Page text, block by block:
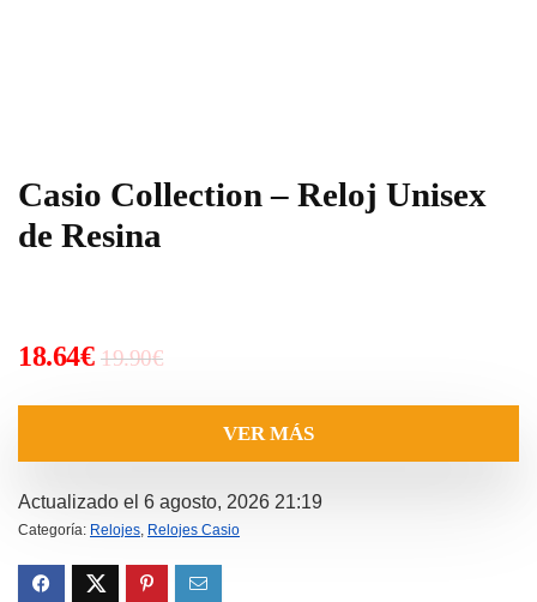
Casio Collection – Reloj Unisex
de Resina
19.90€El
original
era:
19.90€.
18.64€
El
actual
es:
18.64€.
VER MÁS
Actualizado el 6 agosto, 2026 21:19
Categoría: Relojes, Relojes Casio